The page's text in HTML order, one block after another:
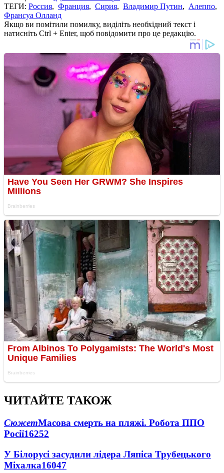
ТЕГИ: Россия, Франция, Сирия, Владимир Путин, Алеппо,
Франсуа Олланд
Якщо ви помітили помилку, виділіть необхідний текст і
натисніть Ctrl + Enter, щоб повідомити про це редакцію.
ЧИТАЙТЕ ТАКОЖ
СюжетМасова смерть на пляжі. Робота ППО
Росії16252
У Білорусі засудили лідера Ляпіса Трубецького
Міхалка16047